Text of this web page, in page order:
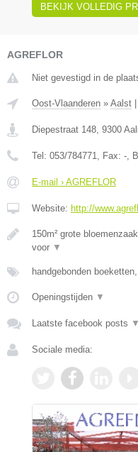
BEKIJK VOLLEDIG
AGREFLOR
Niet gevestigd in de
Oost-Vlaanderen » Aalst |
Diepestraat 148 9300
Tel: 053/784771 , Fax: - ,
E-mail › AGREFLOR
Website: http://
150m² grote
voor ▼
handgebonden
Openingstijden ▼
Laatste facebook posts ▼
Sociale media: